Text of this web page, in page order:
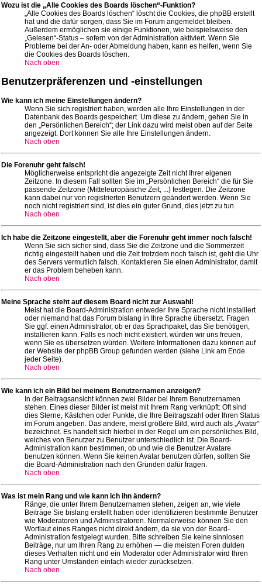
Wozu ist die „Alle Cookies des Boards löschen“-Funktion?
„Alle Cookies des Boards löschen“ löscht die Cookies, die phpBB erstellt
hat und die dafür sorgen, dass Sie im Forum angemeldet bleiben.
Außerdem ermöglichen sie einige Funktionen, wie beispielsweise den
„Gelesen“-Status – sofern von der Administration aktiviert. Wenn Sie
Probleme bei der An- oder Abmeldung haben, kann es helfen, wenn Sie
die Cookies des Boards löschen.
Nach oben
Benutzerpräferenzen und -einstellungen
Wie kann ich meine Einstellungen ändern?
Wenn Sie sich registriert haben, werden alle Ihre Einstellungen in der
Datenbank des Boards gespeichert. Um diese zu ändern, gehen Sie in
den „Persönlichen Bereich“; der Link dazu wird meist oben auf der Seite
angezeigt. Dort können Sie alle Ihre Einstellungen ändern.
Nach oben
Die Forenuhr geht falsch!
Möglicherweise entspricht die angezeigte Zeit nicht Ihrer eigenen
Zeitzone. In diesem Fall sollten Sie im „Persönlichen Bereich“ die für Sie
passende Zeitzone (Mitteleuropäische Zeit, ...) festlegen. Die Zeitzone
kann dabei nur von registrierten Benutzern geändert werden. Wenn Sie
noch nicht registriert sind, ist dies ein guter Grund, dies jetzt zu tun.
Nach oben
Ich habe die Zeitzone eingestellt, aber die Forenuhr geht immer noch falsch!
Wenn Sie sich sicher sind, dass Sie die Zeitzone und die Sommerzeit
richtig eingestellt haben und die Zeit trotzdem noch falsch ist, geht die Uhr
des Servers vermutlich falsch. Kontaktieren Sie einen Administrator, damit
er das Problem beheben kann.
Nach oben
Meine Sprache steht auf diesem Board nicht zur Auswahl!
Meist hat die Board-Administration entweder Ihre Sprache nicht installiert
oder niemand hat das Forum bislang in Ihre Sprache übersetzt. Fragen
Sie ggf. einen Administrator, ob er das Sprachpaket, das Sie benötigen,
installieren kann. Falls es noch nicht existiert, würden wir uns freuen,
wenn Sie es übersetzen würden. Weitere Informationen dazu können auf
der Website der phpBB Group gefunden werden (siehe Link am Ende
jeder Seite).
Nach oben
Wie kann ich ein Bild bei meinem Benutzernamen anzeigen?
In der Beitragsansicht können zwei Bilder bei Ihrem Benutzernamen
stehen. Eines dieser Bilder ist meist mit Ihrem Rang verknüpft: Oft sind
dies Sterne, Kästchen oder Punkte, die Ihre Beitragszahl oder Ihren Status
im Forum angeben. Das andere, meist größere Bild, wird auch als „Avatar“
bezeichnet. Es handelt sich hierbei in der Regel um ein persönliches Bild,
welches von Benutzer zu Benutzer unterschiedlich ist. Die Board-
Administration kann bestimmen, ob und wie die Benutzer Avatare
benutzen können. Wenn Sie keinen Avatar benutzen dürfen, sollten Sie
die Board-Administration nach den Gründen dafür fragen.
Nach oben
Was ist mein Rang und wie kann ich ihn ändern?
Ränge, die unter Ihrem Benutzernamen stehen, zeigen an, wie viele
Beiträge Sie bislang erstellt haben oder identifizieren bestimmte Benutzer
wie Moderatoren und Administratoren. Normalerweise können Sie den
Wortlaut eines Ranges nicht direkt ändern, da sie von der Board-
Administration festgelegt wurden. Bitte schreiben Sie keine sinnlosen
Beiträge, nur um Ihren Rang zu erhöhen — die meisten Foren dulden
dieses Verhalten nicht und ein Moderator oder Administrator wird Ihren
Rang unter Umständen einfach wieder zurücksetzen.
Nach oben